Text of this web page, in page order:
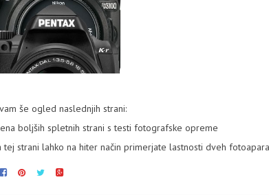
še ogled naslednjih strani:
boljših spletnih strani s testi fotografske opreme
tej strani lahko na hiter način primerjate lastnosti dveh